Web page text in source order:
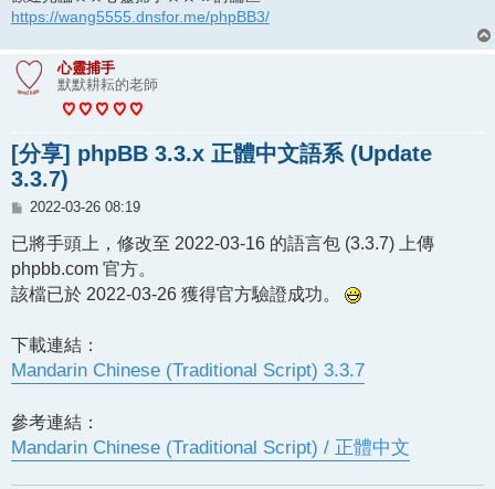
https://wang5555.dnsfor.me/phpBB3/
心靈捕手
默默耕耘的老師
[分享] phpBB 3.3.x 正體中文語系 (Update
3.3.7)
文
2022-03-26 08:19
已將手頭上，修改至 2022-03-16 的語言包 (3.3.7) 上傳
phpbb.com 官方。
該檔已於 2022-03-26 獲得官方驗證成功。
下載連結：
Mandarin Chinese (Traditional Script) 3.3.7
參考連結：
Mandarin Chinese (Traditional Script) / 正體中文